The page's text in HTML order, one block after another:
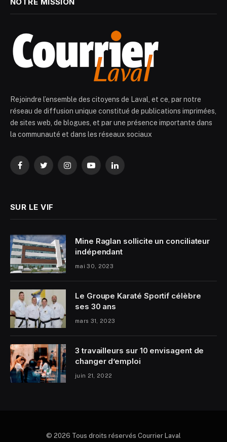
Rejoindre l’ensemble des citoyens de Laval, et ce, par notre
réseau de diffusion unique constitué de publications imprimées,
de sites web, de blogues, et par une présence importante dans
la communauté et dans les réseaux sociaux
FacebookTwitterInstagramYouTubeLinkedIn
SUR LE VIF
Mine Raglan sollicite un conciliateur
indépendant
mai 30, 2023
Le Groupe Karaté Sportif célèbre
ses 30 ans
mars 31, 2023
3 travailleurs sur 10 envisagent de
changer d’emploi
juin 21, 2022
© 2026 Tous droits réservés Courrier Laval